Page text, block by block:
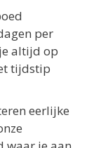
per
altijd op
tijdstip
eerlijke